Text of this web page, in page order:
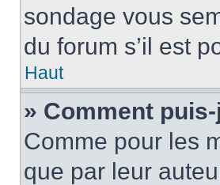
sondage vous
du forum s’il est
Haut
» Comment
Comme pour les
que par leur